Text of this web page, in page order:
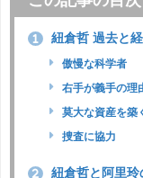
1 紐倉哲 過去と
傲慢な科学者
右手が義手の理
莫大な資産を築
捜査に協力
2 紐倉哲と阿里玲